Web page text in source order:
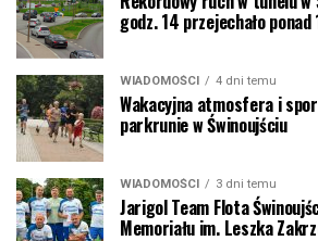
godz. 14 przejechało
WIADOMOŚCI 4 dni temu
Wakacyjna atmosfera i
parkrunie w Świnoujściu
WIADOMOŚCI 3 dni temu
Jarigol Team Flota
Memoriału im. Leszka